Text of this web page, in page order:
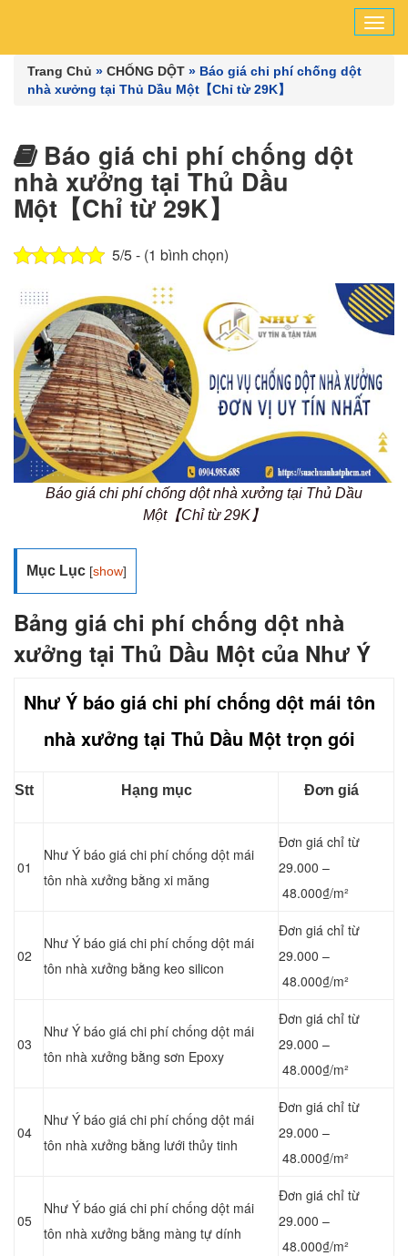
Trang Chủ » CHỐNG DỘT » Báo giá chi phí chống dột
nhà xưởng tại Thủ Dầu Một【Chỉ từ 29K】
Báo giá chi phí chống dột
nhà xưởng tại Thủ Dầu
Một【Chỉ từ 29K】
5/5 - (1 bình chọn)
Báo giá chi phí chống dột nhà xưởng tại Thủ Dầu
Một【Chỉ từ 29K】
Mục Lục [show]
Bảng giá chi phí chống dột nhà
xưởng tại Thủ Dầu Một của Như Ý
Như Ý báo giá chi phí chống dột mái tôn
nhà xưởng tại Thủ Dầu Một trọn gói
Stt Hạng mục Đơn giá
01
Như Ý báo giá chi phí chống dột mái
tôn nhà xưởng bằng xi măng
Đơn giá chỉ từ
29.000 –
48.000₫/m²
02
Như Ý báo giá chi phí chống dột mái
tôn nhà xưởng bằng keo silicon
Đơn giá chỉ từ
29.000 –
48.000₫/m²
03
Như Ý báo giá chi phí chống dột mái
tôn nhà xưởng bằng sơn Epoxy
Đơn giá chỉ từ
29.000 –
48.000₫/m²
04
Như Ý báo giá chi phí chống dột mái
tôn nhà xưởng bằng lưới thủy tinh
Đơn giá chỉ từ
29.000 –
48.000₫/m²
05
Như Ý báo giá chi phí chống dột mái
tôn nhà xưởng bằng màng tự dính
Đơn giá chỉ từ
29.000 –
48.000₫/m²